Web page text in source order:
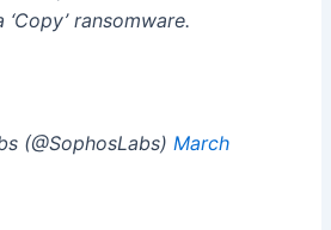
ransomware.
(@SophosLabs) March